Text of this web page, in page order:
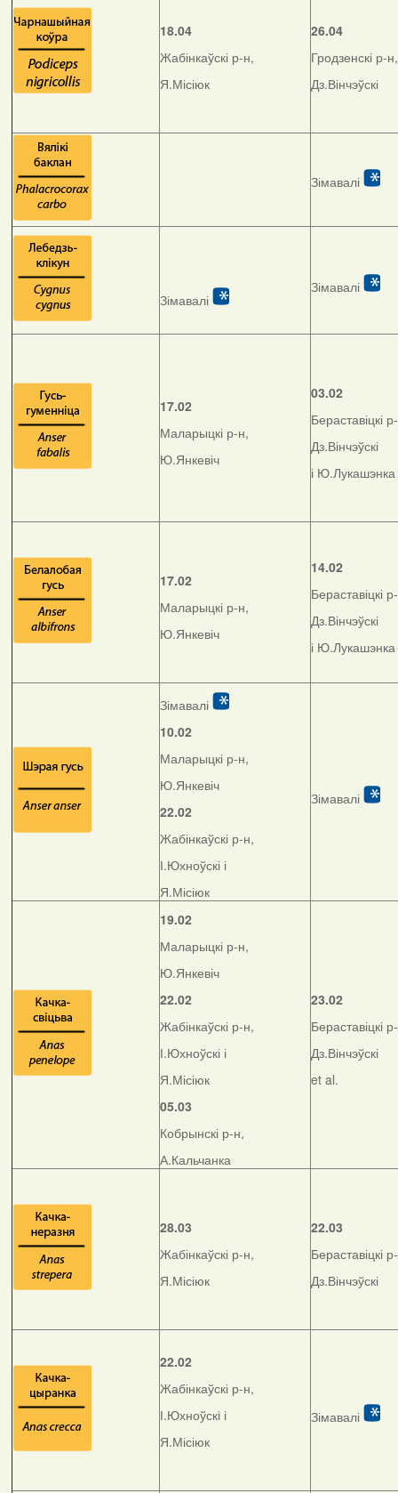
18.04
Жабінкаўскі р-н,
Я.Місіюк
26.04
Гродзенскі р-н,
Дз.Вінчэўскі
Зімавалі
Зімавалі
Зімавалі
17.02
Маларыцкі р-н,
Ю.Янкевіч
03.02
Бераставіцкі
Дз.Вінчэўскі
і Ю.Лукашэнка
17.02
Маларыцкі р-н,
Ю.Янкевіч
14.02
Бераставіцкі
Дз.Вінчэўскі
і Ю.Лукашэнка
Зімавалі
10.02
Маларыцкі р-н,
Ю.Янкевіч
22.02
Жабінкаўскі р-н,
І.Юхноўскі і
Я.Місіюк
Зімавалі
19.02
Маларыцкі р-н,
Ю.Янкевіч
22.02
Жабінкаўскі р-н,
І.Юхноўскі і
Я.Місіюк
05.03
Кобрынскі р-н,
А.Кальчанка
23.02
Бераставіцкі
Дз.Вінчэўскі
et al.
28.03
Жабінкаўскі р-н,
Я.Місіюк
22.03
Бераставіцкі
Дз.Вінчэўскі
22.02
Жабінкаўскі р-н,
І.Юхноўскі і
Я.Місіюк
Зімавалі